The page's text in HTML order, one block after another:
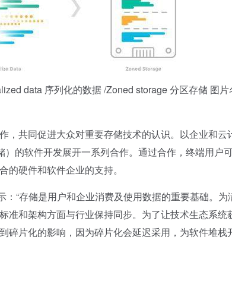
data 序列化的数据 /Zoned storage 分区存储 图片
共同促进大众对重要存储技术的认识。以企业和云
的软件开发展开一系列合作。通过合作，终端用户
硬件和软件企业的支持。
“存储是用户和企业消费及使用数据的重要基础。为
准和架构方面与行业保持同步。为了让技术生态系统
碎片化的影响，因为碎片化会延迟采用，为软件堆栈